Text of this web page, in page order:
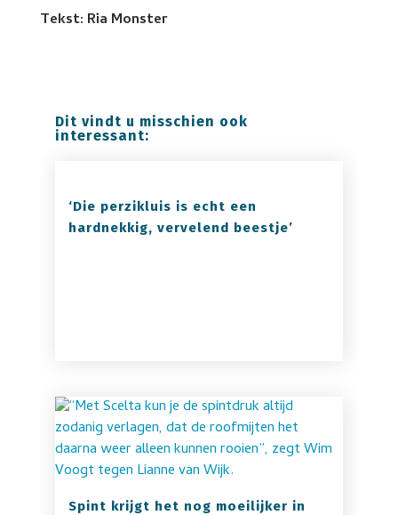
Tekst: Ria Monster
Dit vindt u misschien ook
interessant:
‘Die perzikluis is echt een
hardnekkig, vervelend beestje’
Spint krijgt het nog moeilijker in